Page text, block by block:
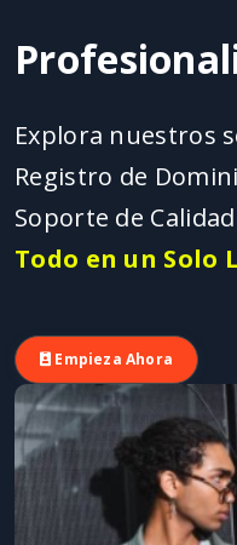
Explora nuestros
Registro de
Soporte de
Todo en un Solo
Empieza Ahora